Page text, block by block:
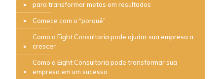
para transformar metas em resultados
Comece com o “porquê”
Como a Eight Consultoria pode ajudar sua empresa a
crescer
Como a Eight Consultoria pode transformar sua
empresa em um sucesso